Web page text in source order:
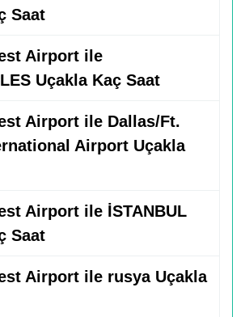
Saat
Airport ile
Uçakla Kaç Saat
Airport ile Dallas/Ft.
Airport Uçakla
Airport ile İSTANBUL
Saat
Airport ile rusya Uçakla